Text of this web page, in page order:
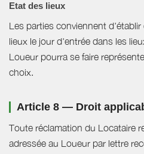
Etat des lieux
Les parties conviennent
lieux le jour d'entrée dans les
Loueur pourra se faire
choix.
Article 8 — Droit
Toute réclamation du Locataire
adressée au Loueur par lettre